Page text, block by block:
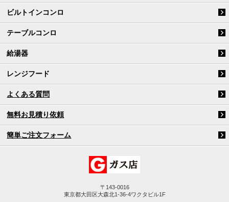
ビルトインコンロ
テーブルコンロ
給湯器
レンジフード
よくある質問
無料お見積り依頼
簡単ご注文フォーム
〒143-0016
東京都大田区大森北1-36-4ワクタビル1F